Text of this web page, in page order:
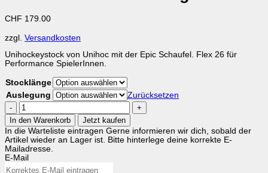
CHF 179.00
zzgl. Versandkosten
Unihockeystock von Unihoc mit der Epic Schaufel. Flex 26 für
Performance SpielerInnen.
Stocklänge
Auslegung
Zurücksetzen
Unihockeystock
Unihoc
Epic
Performance
Father
Light
26
Menge
In den Warenkorb
Jetzt kaufen
In die Warteliste eintragen Gerne informieren wir dich, sobald der
Artikel wieder an Lager ist. Bitte hinterlege deine korrekte E-
Mailadresse.
E-Mail